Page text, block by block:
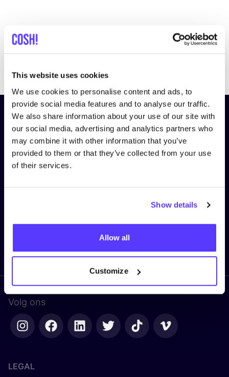
This website uses cookies
We use cookies to personalise content and ads, to
provide social media features and to analyse our traffic.
We also share information about your use of our site with
our social media, advertising and analytics partners who
may combine it with other information that you’ve
provided to them or that they’ve collected from your use
of their services.
Show details
Allow all
Customize
Schrijf je in op onze nieuwsbrief
en blijf op de hoogte!
Voornaam*
Volg ons
LEGAL